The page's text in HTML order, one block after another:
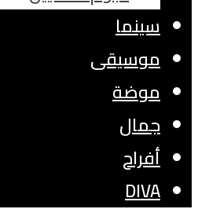
سينما
موسيقى
موضة
جمال
أفراح
DIVA